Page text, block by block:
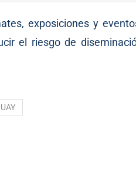
exposiciones y
el riesgo de